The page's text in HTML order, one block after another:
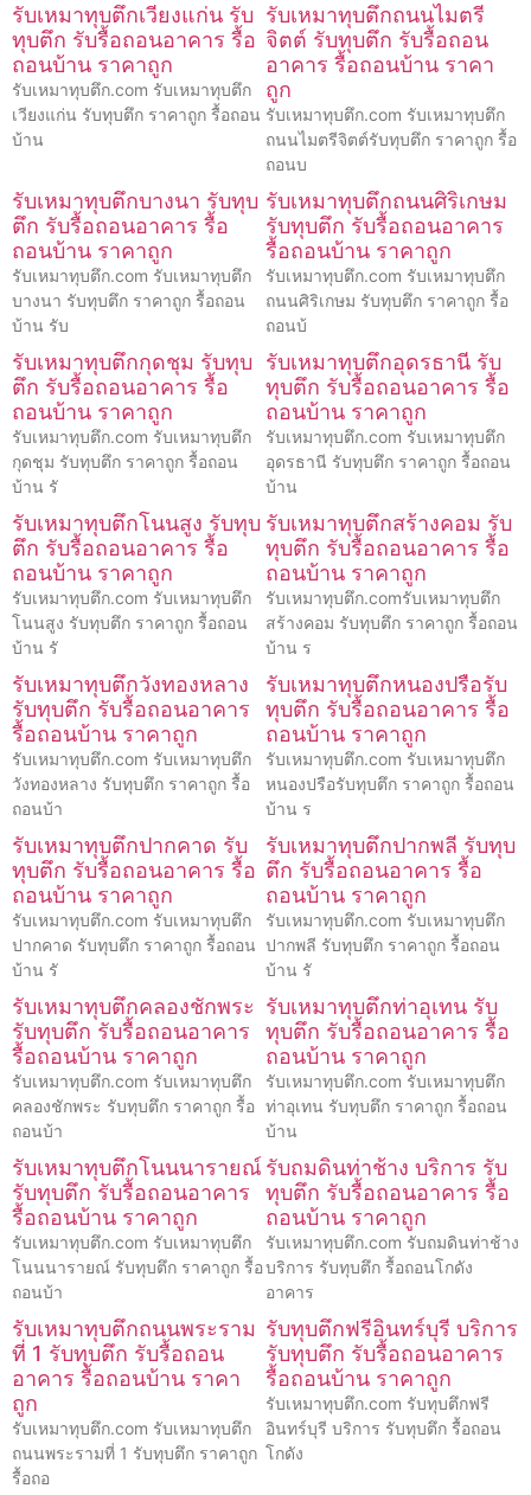
รับเหมาทุบตึกเวียงแก่น รับ
ทุบตึก รับรื้อถอนอาคาร รื้อ
ถอนบ้าน ราคาถูก
รับเหมาทุบตึก.com รับเหมาทุบตึก
เวียงแก่น รับทุบตึก ราคาถูก รื้อถอน
บ้าน
รับเหมาทุบตึกถนนไมตรี
จิตต์ รับทุบตึก รับรื้อถอน
อาคาร รื้อถอนบ้าน ราคา
ถูก
รับเหมาทุบตึก.com รับเหมาทุบตึก
ถนนไมตรีจิตต์รับทุบตึก ราคาถูก รื้อ
ถอนบ
รับเหมาทุบตึกบางนา รับทุบ
ตึก รับรื้อถอนอาคาร รื้อ
ถอนบ้าน ราคาถูก
รับเหมาทุบตึก.com รับเหมาทุบตึก
บางนา รับทุบตึก ราคาถูก รื้อถอน
บ้าน รับ
รับเหมาทุบตึกถนนศิริเกษม
รับทุบตึก รับรื้อถอนอาคาร
รื้อถอนบ้าน ราคาถูก
รับเหมาทุบตึก.com รับเหมาทุบตึก
ถนนศิริเกษม รับทุบตึก ราคาถูก รื้อ
ถอนบ้
รับเหมาทุบตึกกุดชุม รับทุบ
ตึก รับรื้อถอนอาคาร รื้อ
ถอนบ้าน ราคาถูก
รับเหมาทุบตึก.com รับเหมาทุบตึก
กุดชุม รับทุบตึก ราคาถูก รื้อถอน
บ้าน รั
รับเหมาทุบตึกอุดรธานี รับ
ทุบตึก รับรื้อถอนอาคาร รื้อ
ถอนบ้าน ราคาถูก
รับเหมาทุบตึก.com รับเหมาทุบตึก
อุดรธานี รับทุบตึก ราคาถูก รื้อถอน
บ้าน
รับเหมาทุบตึกโนนสูง รับทุบ
ตึก รับรื้อถอนอาคาร รื้อ
ถอนบ้าน ราคาถูก
รับเหมาทุบตึก.com รับเหมาทุบตึก
โนนสูง รับทุบตึก ราคาถูก รื้อถอน
บ้าน รั
รับเหมาทุบตึกสร้างคอม รับ
ทุบตึก รับรื้อถอนอาคาร รื้อ
ถอนบ้าน ราคาถูก
รับเหมาทุบตึก.comรับเหมาทุบตึก
สร้างคอม รับทุบตึก ราคาถูก รื้อถอน
บ้าน ร
รับเหมาทุบตึกวังทองหลาง
รับทุบตึก รับรื้อถอนอาคาร
รื้อถอนบ้าน ราคาถูก
รับเหมาทุบตึก.com รับเหมาทุบตึก
วังทองหลาง รับทุบตึก ราคาถูก รื้อ
ถอนบ้า
รับเหมาทุบตึกหนองปรือรับ
ทุบตึก รับรื้อถอนอาคาร รื้อ
ถอนบ้าน ราคาถูก
รับเหมาทุบตึก.com รับเหมาทุบตึก
หนองปรือรับทุบตึก ราคาถูก รื้อถอน
บ้าน ร
รับเหมาทุบตึกปากคาด รับ
ทุบตึก รับรื้อถอนอาคาร รื้อ
ถอนบ้าน ราคาถูก
รับเหมาทุบตึก.com รับเหมาทุบตึก
ปากคาด รับทุบตึก ราคาถูก รื้อถอน
บ้าน รั
รับเหมาทุบตึกปากพลี รับทุบ
ตึก รับรื้อถอนอาคาร รื้อ
ถอนบ้าน ราคาถูก
รับเหมาทุบตึก.com รับเหมาทุบตึก
ปากพลี รับทุบตึก ราคาถูก รื้อถอน
บ้าน รั
รับเหมาทุบตึกคลองชักพระ
รับทุบตึก รับรื้อถอนอาคาร
รื้อถอนบ้าน ราคาถูก
รับเหมาทุบตึก.com รับเหมาทุบตึก
คลองชักพระ รับทุบตึก ราคาถูก รื้อ
ถอนบ้า
รับเหมาทุบตึกท่าอุเทน รับ
ทุบตึก รับรื้อถอนอาคาร รื้อ
ถอนบ้าน ราคาถูก
รับเหมาทุบตึก.com รับเหมาทุบตึก
ท่าอุเทน รับทุบตึก ราคาถูก รื้อถอน
บ้าน
รับเหมาทุบตึกโนนนารายณ์
รับทุบตึก รับรื้อถอนอาคาร
รื้อถอนบ้าน ราคาถูก
รับเหมาทุบตึก.com รับเหมาทุบตึก
โนนนารายณ์ รับทุบตึก ราคาถูก รื้อ
ถอนบ้า
รับถมดินท่าช้าง บริการ รับ
ทุบตึก รับรื้อถอนอาคาร รื้อ
ถอนบ้าน ราคาถูก
รับเหมาทุบตึก.com รับถมดินท่าช้าง
บริการ รับทุบตึก รื้อถอนโกดัง
อาคาร
รับเหมาทุบตึกถนนพระราม
ที่ 1 รับทุบตึก รับรื้อถอน
อาคาร รื้อถอนบ้าน ราคา
ถูก
รับเหมาทุบตึก.com รับเหมาทุบตึก
ถนนพระรามที่ 1 รับทุบตึก ราคาถูก
รื้อถอ
รับทุบตึกฟรีอินทร์บุรี บริการ
รับทุบตึก รับรื้อถอนอาคาร
รื้อถอนบ้าน ราคาถูก
รับเหมาทุบตึก.com รับทุบตึกฟรี
อินทร์บุรี บริการ รับทุบตึก รื้อถอน
โกดัง